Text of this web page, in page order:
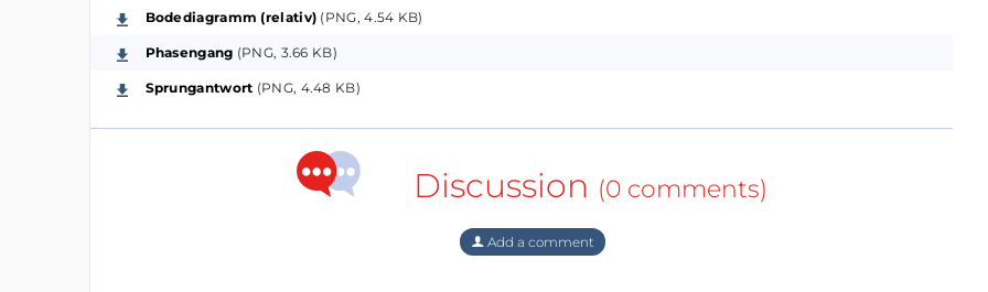
Bodediagramm (relativ) (PNG, 4.54 KB)
Phasengang (PNG, 3.66 KB)
Sprungantwort (PNG, 4.48 KB)
Discussion (0 comments)
Add a comment